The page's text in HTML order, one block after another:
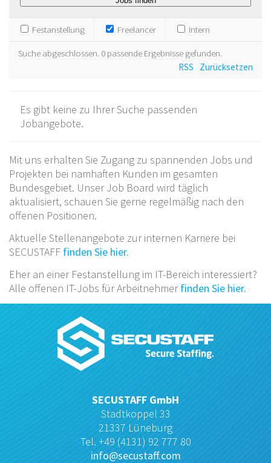
Festanstellung Freelancer Intern
Suche abgeschlossen. 0 passende Ergebnisse gefunden.
Zurücksetzen
RSS
Es gibt keine zu Ihrer Suche passenden
Jobangebote.
Mit uns erhalten Sie Zugang zu spannenden Jobs und
Projekten bei namhaften Kunden im gesamten
Bundesgebiet. Unser Job Board wird täglich
aktualisiert, schauen Sie gerne regelmäßig nach den
offenen Positionen.
Aktuelle Stellenangebote zur internen Karriere bei
SECUSTAFF finden Sie hier.
Eher an einer Festanstellung im IT-Bereich interessiert?
Alle offenen IT-Jobs für Arbeitnehmerfinden Sie hier.
SECUSTAFF GmbH
Stadtkoppel 33
21337 Lüneburg
Tel. +49 (4131) 92 777 80
info@secustaff.com